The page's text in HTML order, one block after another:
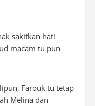
sakitkan hati
macam tu pun
Farouk tu tetap
Melina dan